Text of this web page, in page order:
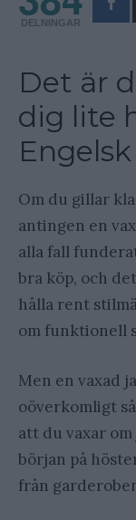
DELNINGAR
Det är
dig lite
Engelsk
Om du gillar
antingen en
alla fall
bra köp, och
hålla rent
om funktionell
Men en vaxad
oöverkomligt
att du vaxar
början på
från